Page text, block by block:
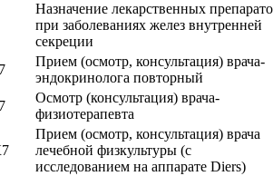
Назначение лекарственных
при заболеваниях желез внутренней
секреции
Прием (осмотр, консультация) врача-
эндокринолога повторный
Осмотр (консультация) врача-
физиотерапевта
Прием (осмотр, консультация) врача
лечебной физкультуры (с
исследованием на аппарате Diers)